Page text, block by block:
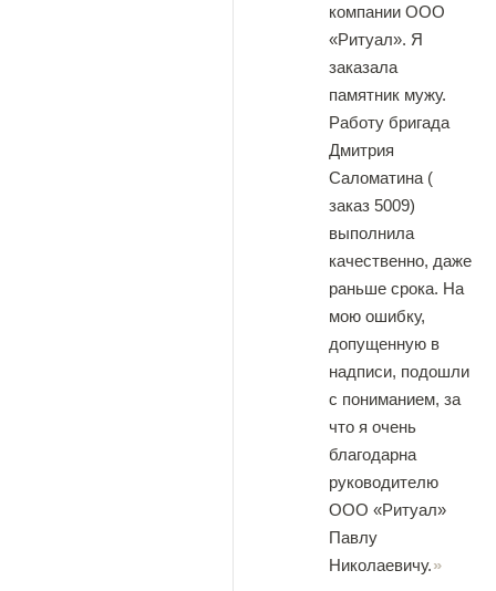
компании ООО
«Ритуал». Я
заказала
памятник мужу.
Работу бригада
Дмитрия
Саломатина (
заказ 5009)
выполнила
качественно, даже
раньше срока. На
мою ошибку,
допущенную в
надписи, подошли
с пониманием, за
что я очень
благодарна
руководителю
ООО «Ритуал»
Павлу
Николаевичу.